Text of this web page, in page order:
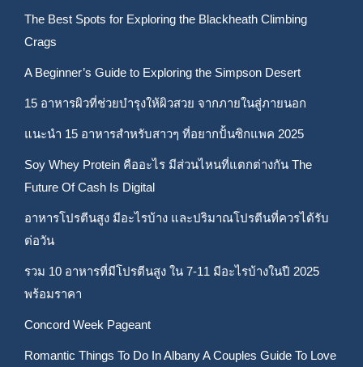
The Best Spots for Exploring the Blackheath Climbing
Crags
A Beginner’s Guide to Exploring the Simpson Desert
15 อาหารผิวที่ช่วยบำรุงให้ผิวสวย จากภายในสู่ภายนอก
แนะนำ 15 อาหารสำหรับสาวๆ ที่อยากปั้นซิกแพค 2025
Soy Whey Protein คืออะไร มีส่วนไหนที่แตกต่างกัน The
Future Of Cash Is Digital
อาหารโปรตีนสูง มีอะไรบ้าง และปริมาณโปรตีนที่ควรได้รับ
ต่อวัน
รวม 10 อาหารที่มีโปรตีนสูง ใน 7-11 มีอะไรบ้างในปี 2025
พร้อมราคา
Concord Week Pageant
Romantic Things To Do In Albany A Couples Guide To Love